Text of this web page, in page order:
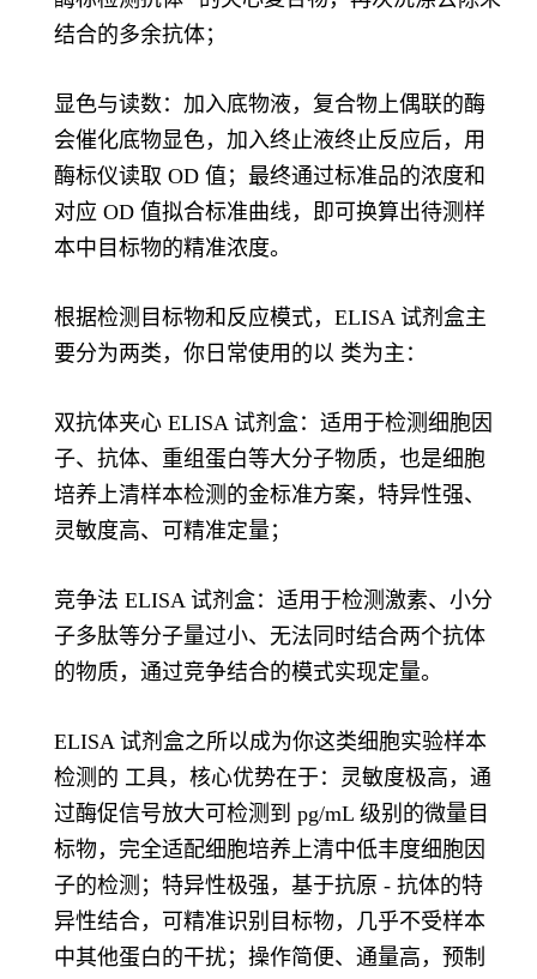
结合的多余抗体；
显色与读数：加入底物液，复合物上偶联的酶
会催化底物显色，加入终止液终止反应后，用
酶标仪读取 OD 值；最终通过标准品的浓度和
对应 OD 值拟合标准曲线，即可换算出待测样
本中目标物的精准浓度。
根据检测目标物和反应模式，ELISA 试剂盒主
要分为两类，你日常使用的以 类为主：
双抗体夹心 ELISA 试剂盒：适用于检测细胞因
子、抗体、重组蛋白等大分子物质，也是细胞
培养上清样本检测的金标准方案，特异性强、
灵敏度高、可精准定量；
竞争法 ELISA 试剂盒：适用于检测激素、小分
子多肽等分子量过小、无法同时结合两个抗体
的物质，通过竞争结合的模式实现定量。
ELISA 试剂盒之所以成为你这类细胞实验样本
检测的 工具，核心优势在于：灵敏度极高，通
过酶促信号放大可检测到 pg/mL 级别的微量目
标物，完全适配细胞培养上清中低丰度细胞因
子的检测；特异性极强，基于抗原 - 抗体的特
异性结合，可精准识别目标物，几乎不受样本
中其他蛋白的干扰；操作简便、通量高，预制